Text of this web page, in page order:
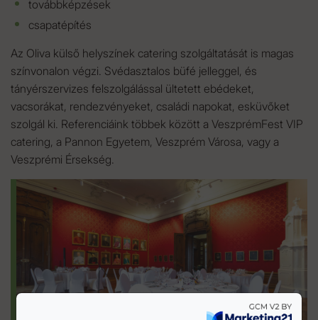
továbbképzések
csapatépítés
Az Oliva külső helyszínek catering szolgáltatását is magas
színvonalon végzi. Svédasztalos büfé jelleggel, és
tányérszervizes felszolgálással ültetett ebédeket,
vacsorákat, rendezvényeket, családi napokat, esküvőket
szolgál ki. Referenciáink többek között a VeszprémFest VIP
catering, a Pannon Egyetem, Veszprém Városa, vagy a
Veszprémi Érsekség.